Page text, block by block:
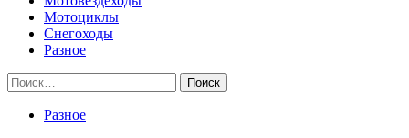
Мотоциклы
Снегоходы
Разное
Найти:
Разное